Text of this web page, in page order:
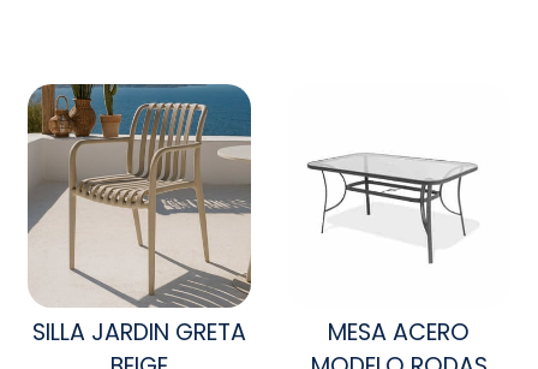
SILLA JARDIN GRETA
MESA ACERO